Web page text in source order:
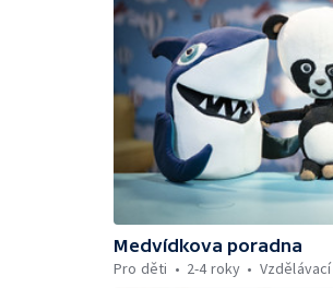
Medvídkova poradna
Pro děti
2-4 roky Vzdělávací